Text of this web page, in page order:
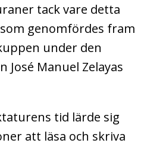
tack vare detta
genomfördes fram
under den
Manuel Zelayas
tid lärde sig
att läsa och skriva